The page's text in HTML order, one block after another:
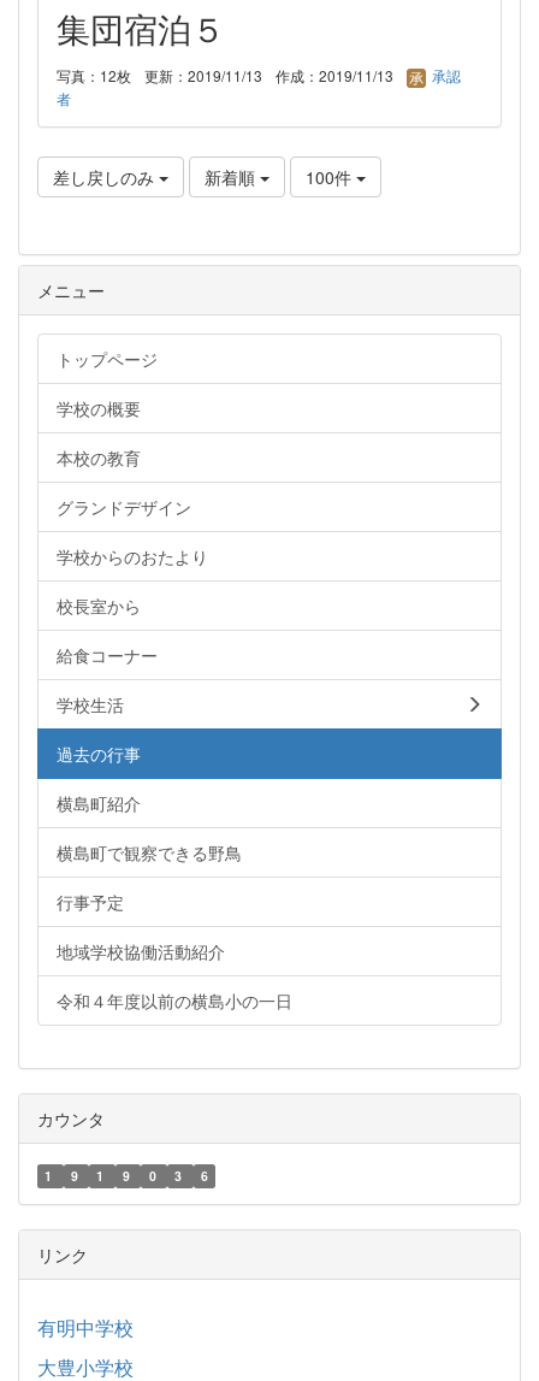
集団宿泊５
写真：12枚 更新：2019/11/13 作成：2019/11/13
承認
者
差し戻しのみ 新着順 100件
メニュー
トップページ
学校の概要
本校の教育
グランドデザイン
学校からのおたより
校長室から
給食コーナー
学校生活
過去の行事
横島町紹介
横島町で観察できる野鳥
行事予定
地域学校協働活動紹介
令和４年度以前の横島小の一日
カウンタ
1 9 1 9 0 3 6
リンク
有明中学校
大豊小学校